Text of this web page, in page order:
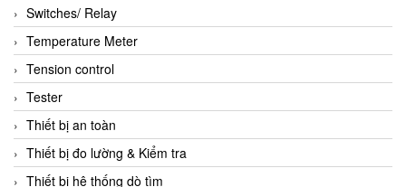
Switches/ Relay
Temperature Meter
Tension control
Tester
Thiết bị an toàn
Thiết bị đo lường & Kiểm tra
Thiết bị hệ thống dò tìm